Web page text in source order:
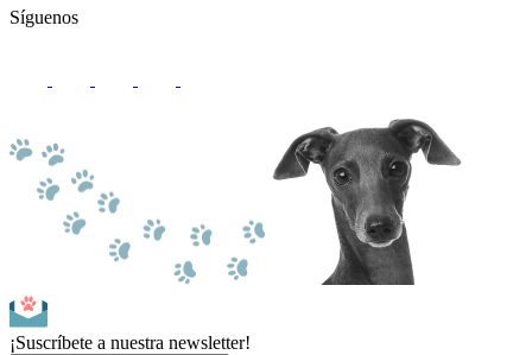
Síguenos
¡Suscríbete a nuestra newsletter!